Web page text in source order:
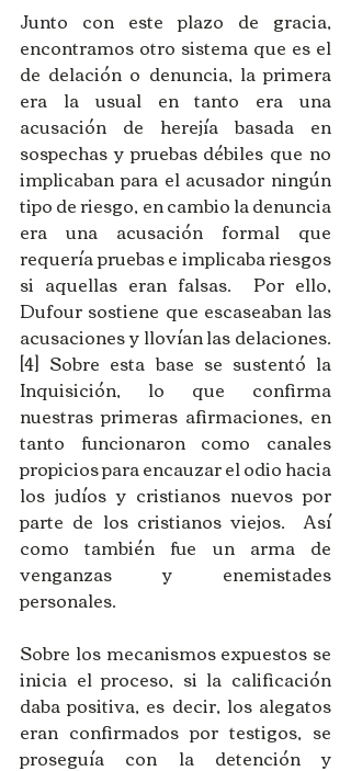
Junto con este plazo de gracia,
encontramos otro sistema que es el
de delación o denuncia, la primera
era la usual en tanto era una
acusación de herejía basada en
sospechas y pruebas débiles que no
implicaban para el acusador ningún
tipo de riesgo, en cambio la denuncia
era una acusación formal que
requería pruebas e implicaba riesgos
si aquellas eran falsas.  Por ello,
Dufour sostiene que escaseaban las
acusaciones y llovían las delaciones.
[4] Sobre esta base se sustentó la
Inquisición, lo que confirma
nuestras primeras afirmaciones, en
tanto funcionaron como canales
propicios para encauzar el odio hacia
los judíos y cristianos nuevos por
parte de los cristianos viejos.  Así
como también fue un arma de
venganzas y enemistades
personales.
Sobre los mecanismos expuestos se
inicia el proceso, si la calificación
daba positiva, es decir, los alegatos
eran confirmados por testigos, se
proseguía con la detención y